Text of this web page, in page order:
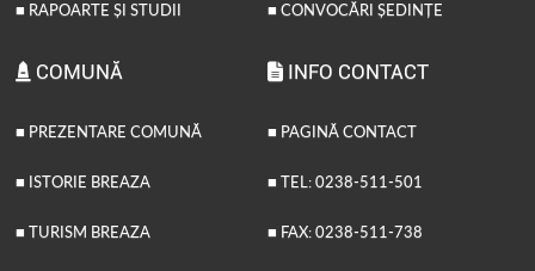
■ RAPOARTE ȘI STUDII ■ CONVOCĂRI ȘEDINȚE
COMUNĂ
■ PREZENTARE COMUNĂ
■ ISTORIE BREAZA
■ TURISM BREAZA
INFO CONTACT
■ PAGINĂ CONTACT
■ TEL: 0238-511-501
■ FAX: 0238-511-738